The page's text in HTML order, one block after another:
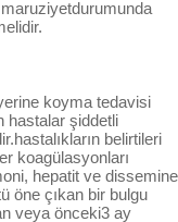
maruziyetdurumunda
koyma tedavisi
hastalar şiddetli
belirtileri
koagülasyonları
hepatit ve dissemine
öne çıkan bir bulgu
veya önceki3 ay